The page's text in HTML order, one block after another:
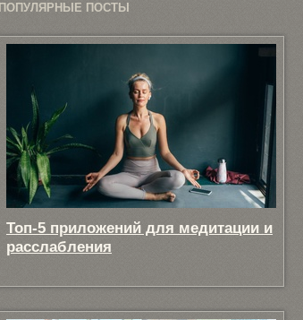
ПОПУЛЯРНЫЕ ПОСТЫ
Топ-5 приложений для медитации и
расслабления